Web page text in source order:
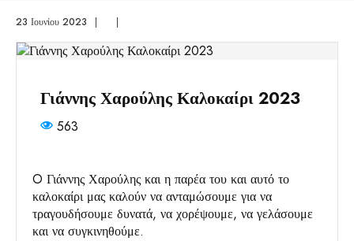
23 Ιουνίου 2023 | |
Γιάννης Χαρούλης Καλοκαίρι 2023
563
O Γιάννης Χαρούλης και η παρέα του και αυτό το
καλοκαίρι μας καλούν να ανταμώσουμε για να
τραγουδήσουμε δυνατά, να χορέψουμε, να γελάσουμε
και να συγκινηθούμε.